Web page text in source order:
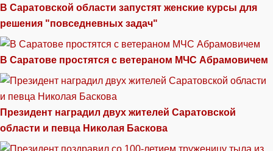
В Саратовской области запустят женские курсы для
решения "повседневных задач"
В Саратове простятся с ветераном МЧС Абрамовичем
Президент наградил двух жителей Саратовской
области и певца Николая Баскова